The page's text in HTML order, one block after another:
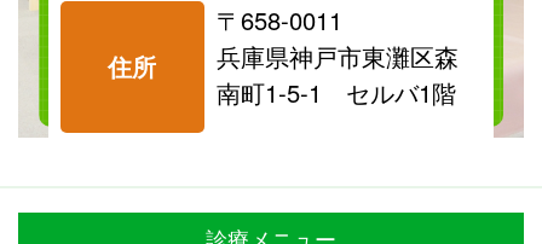
住所
〒658-0011
兵庫県神戸市東灘区森
南町1-5-1 セルバ1階
料金表を見る
診療メニュー